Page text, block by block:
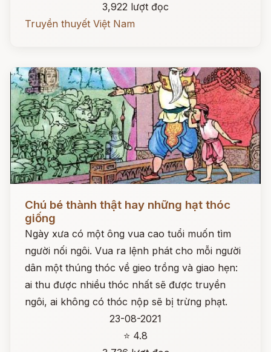
3,922 lượt đọc
Truyền thuyết Việt Nam
Chú bé thành thật hay những hạt thóc
giống
Ngày xưa có một ông vua cao tuổi muốn tìm
người nối ngôi. Vua ra lệnh phát cho mỗi người
dân một thúng thóc về gieo trồng và giao hẹn:
ai thu được nhiều thóc nhất sẽ được truyền
ngôi, ai không có thóc nộp sẽ bị trừng phạt.
23-08-2021
⭐ 4.8